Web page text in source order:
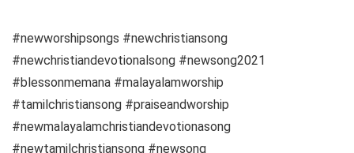
#newworshipsongs #newchristiansong
#newchristiandevotionalsong #newsong2021
#blessonmemana #malayalamworship
#tamilchristiansong #praiseandworship
#newmalayalamchristiandevotionasong
#newtamilchristiansong #newsong